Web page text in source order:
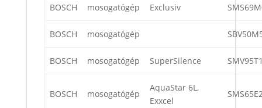
BOSCH mosogatógép Exclusiv
BOSCH mosogatógép
BOSCH mosogatógép SuperSilence
BOSCH mosogatógép
AquaStar 6L,
Exxcel